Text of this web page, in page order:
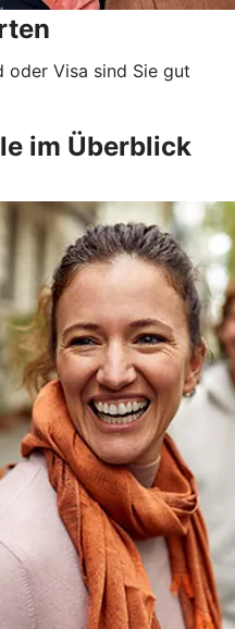
oder Visa sind Sie gut
im Überblick